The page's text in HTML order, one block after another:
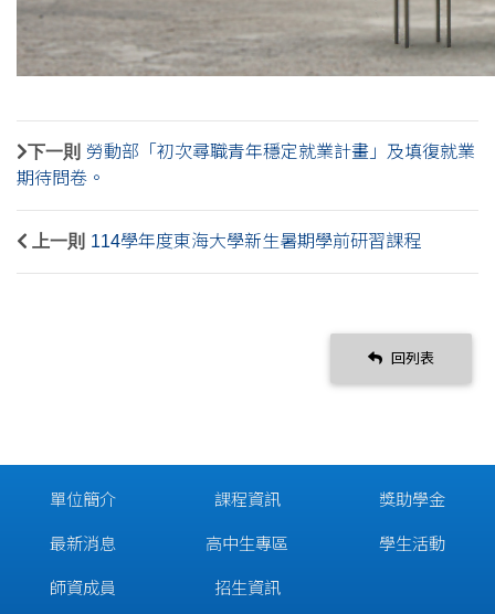
下一則 勞動部「初次尋職青年穩定就業計畫」及填復就業
期待問卷。
上一則 114學年度東海大學新生暑期學前研習課程
回列表
單位簡介
最新消息
師資成員
課程資訊
高中生專區
招生資訊
獎助學金
學生活動